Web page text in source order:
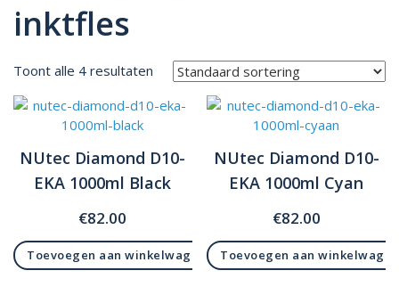
inktfles
Toont alle 4 resultaten
NUtec Diamond D10-
EKA 1000ml Black
€82.00
Toevoegen aan winkelwagen
NUtec Diamond D10-
EKA 1000ml Cyan
€82.00
Toevoegen aan winkelwagen